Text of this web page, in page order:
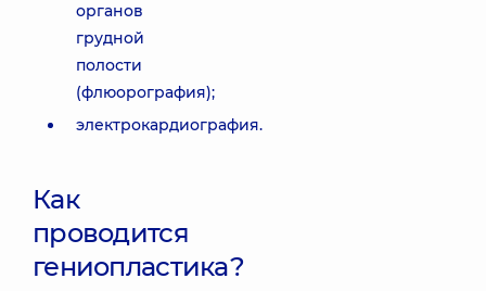
органов
грудной
полости
(флюорография);
электрокардиография.
Как
проводится
гениопластика?